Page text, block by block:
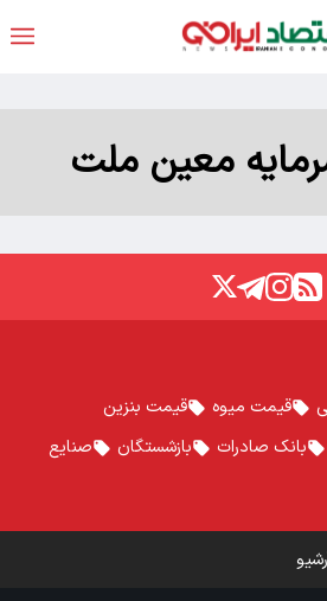
معین ملت
قیمت میوه
قیمت بنزین
بانک صادرات بازشستگان
صنایع